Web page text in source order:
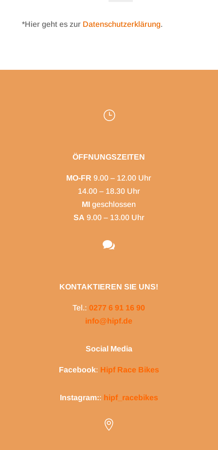
*Hier geht es zur Datenschutzerklärung.
}
ÖFFNUNGSZEITEN
MO-FR 9.00 – 12.00 Uhr
14.00 – 18.30 Uhr
MIgeschlossen
SA 9.00 – 13.00 Uhr

KONTAKTIEREN SIE UNS!
Tel.:0277 6 91 16 90
info@hipf.de
Social Media
Facebook: Hipf Race Bikes
Instagram:: hipf_racebikes
